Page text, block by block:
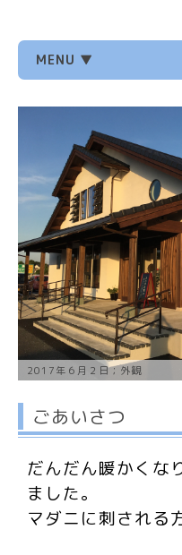
MENU ▼
2017年６月２日；外観
ごあいさつ
だんだん暖かくな
ました。
マダニに刺される